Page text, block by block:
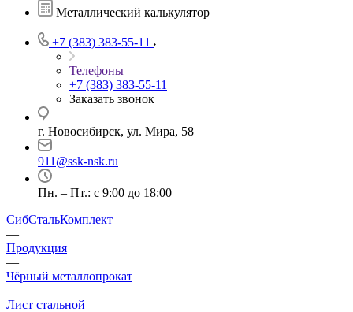
Металлический калькулятор
+7 (383) 383-55-11
Телефоны
+7 (383) 383-55-11
Заказать звонок
г. Новосибирск, ул. Мира, 58
911@ssk-nsk.ru
Пн. – Пт.: с 9:00 до 18:00
СибСтальКомплект
—
Продукция
—
Чёрный металлопрокат
—
Лист стальной